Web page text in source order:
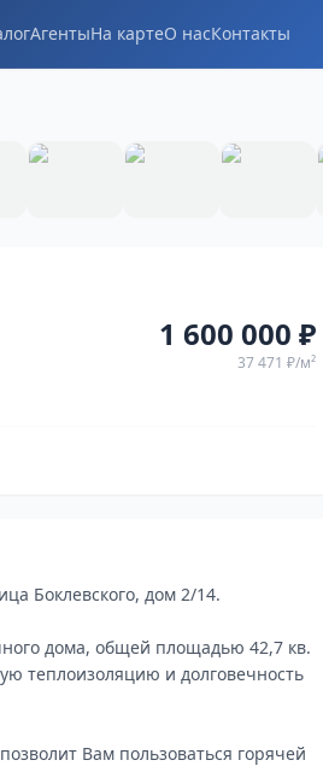
АгентыНа картеО насКонтакты
1 600 000 ₽
37 471 ₽/м²
Боклевского, дом 2/14.
дома, общей площадью 42,7 кв.
теплоизоляцию и долговечность
Вам пользоваться горячей